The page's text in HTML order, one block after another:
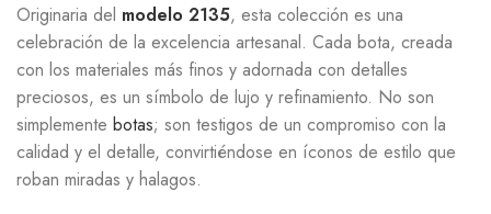
Originaria del modelo 2135, esta colección es una
celebración de la excelencia artesanal. Cada bota, creada
con los materiales más finos y adornada con detalles
preciosos, es un símbolo de lujo y refinamiento. No son
simplemente botas; son testigos de un compromiso con la
calidad y el detalle, convirtiéndose en íconos de estilo que
roban miradas y halagos.